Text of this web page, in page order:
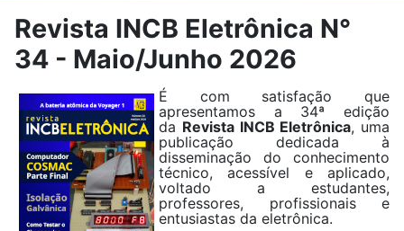
Revista INCB Eletrônica N°
34 - Maio/Junho 2026
É com satisfação que
apresentamos a 34ª edição
da Revista INCB Eletrônica, uma
publicação dedicada à
disseminação do conhecimento
técnico, acessível e aplicado,
voltado a estudantes,
professores, profissionais e
entusiastas da eletrônica.